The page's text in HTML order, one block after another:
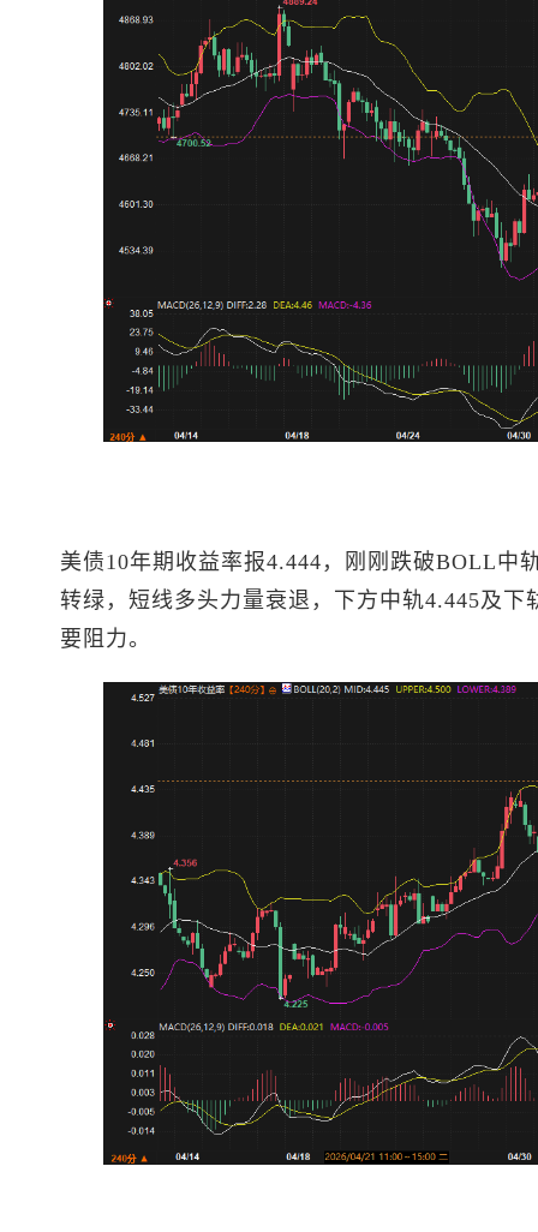
美债10年期收益率报4.444，刚刚跌破BOLL中
转绿，短线多头力量衰退，下方中轨4.445及
要阻力。